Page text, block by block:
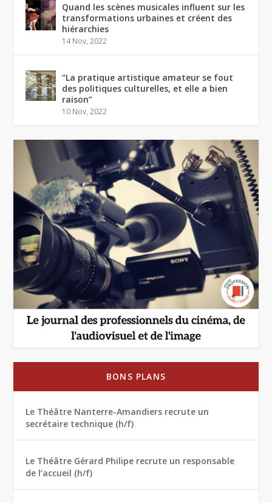
Quand les scènes musicales influent sur les
transformations urbaines et créent des
hiérarchies
14 Nov, 2022
“La pratique artistique amateur se fout
des politiques culturelles, et elle a bien
raison”
10 Nov, 2022
BONS PLANS
Le Théâtre Nanterre-Amandiers recrute un
secrétaire technique (h/f)
Le Théâtre Gérard Philipe recrute un responsable
de l’accueil (h/f)